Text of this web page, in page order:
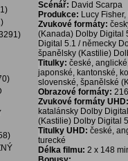
Scénář: David Scarpa
Produkce: Lucy
Zvukové formáty:
(Kanada) Dolby Digital
Digital 5.1 / německy
španělsky (Kastilie)
Titulky: české,
japonské, kantonské,
slovenské, španělské
Obrazové formáty:
Zvukové formáty UHD:
katalánsky Dolby
(Kastilie) Dolby Digital
Titulky UHD: české,
turecké
Délka filmu: 2 x 148